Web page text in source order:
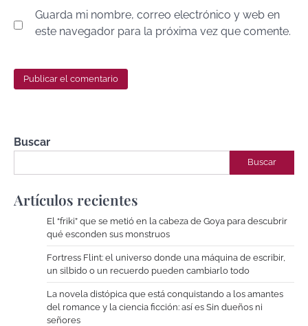
Guarda mi nombre, correo electrónico y web en
este navegador para la próxima vez que comente.
Buscar
Buscar
Artículos recientes
El “friki” que se metió en la cabeza de Goya para descubrir
qué esconden sus monstruos
Fortress Flint: el universo donde una máquina de escribir,
un silbido o un recuerdo pueden cambiarlo todo
La novela distópica que está conquistando a los amantes
del romance y la ciencia ficción: así es Sin dueños ni
señores